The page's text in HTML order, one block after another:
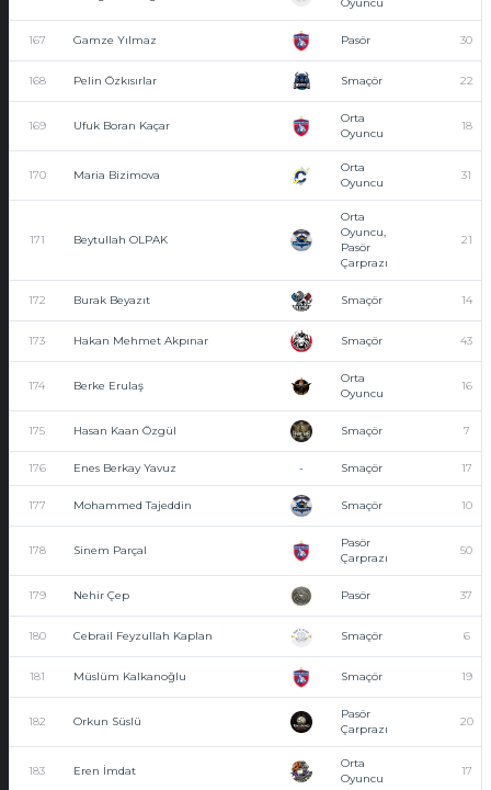
167 Gamze Yılmaz Pasör 30
168 Pelin Özkısırlar Smaçör 22
169 Ufuk Boran Kaçar
Orta
Oyuncu
18
170 Maria Bizimova
Orta
Oyuncu
31
171 Beytullah OLPAK
Orta
Oyuncu,
Pasör
Çarprazı
21
172 Burak Beyazıt Smaçör 14
173 Hakan Mehmet Akpınar Smaçör 43
174 Berke Erulaş
Orta
Oyuncu
16
175 Hasan Kaan Özgül Smaçör 7
176 Enes Berkay Yavuz - Smaçör 17
177 Mohammed Tajeddin Smaçör 10
178 Sinem Parçal
Pasör
Çarprazı
50
179 Nehir Çep Pasör 37
180 Cebrail Feyzullah Kaplan Smaçör 6
181 Müslüm Kalkanoğlu Smaçör 19
182 Orkun Süslü
Pasör
Çarprazı
20
183 Eren İmdat
Orta
Oyuncu
17